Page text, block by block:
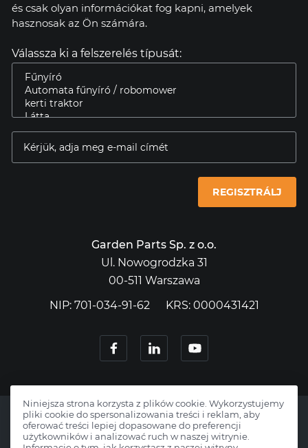
és csak olyan információkat fog kapni, amelyek
hasznosak az Ön számára.
Válassza ki a felszerelés típusát:
REGISZTRÁLJ
Garden Parts Sp. z o.o.
Ul. Nowogrodzka 31
00-511 Warszawa
NIP: 701-034-91-62
KRS: 0000431421
Niniejsza strona korzysta z plików cookie. Wykorzystujemy
pliki cookie do spersonalizowania treści i reklam, aby
oferować treści lepiej dopasowane do preferencji
użytkowników i analizować ruch w naszej witrynie.